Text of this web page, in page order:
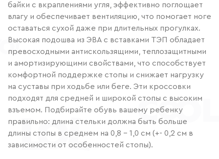
байки с вкраплениями угля, эффективно поглощает
влагу и обеспечивает вентиляцию, что помогает ноге
оставаться сухой даже при длительных прогулках.
Высокая подошва из ЭВА с вставками ТЭП обладает
превосходными антискользящими, теплозащитными
и амортизирующими свойствами, что способствует
комфортной поддержке стопы и снижает нагрузку
на суставы при ходьбе или беге. Эти кроссовки
подходят для средней и широкой стопы с высоким
взъемом. Подбирайте обувь вашему ребенку
правильно: длина стельки должна быть больше
длины стопы в среднем на 0,8 – 1,0 см (+- 0,2 см в
зависимости от особенностей стопы).